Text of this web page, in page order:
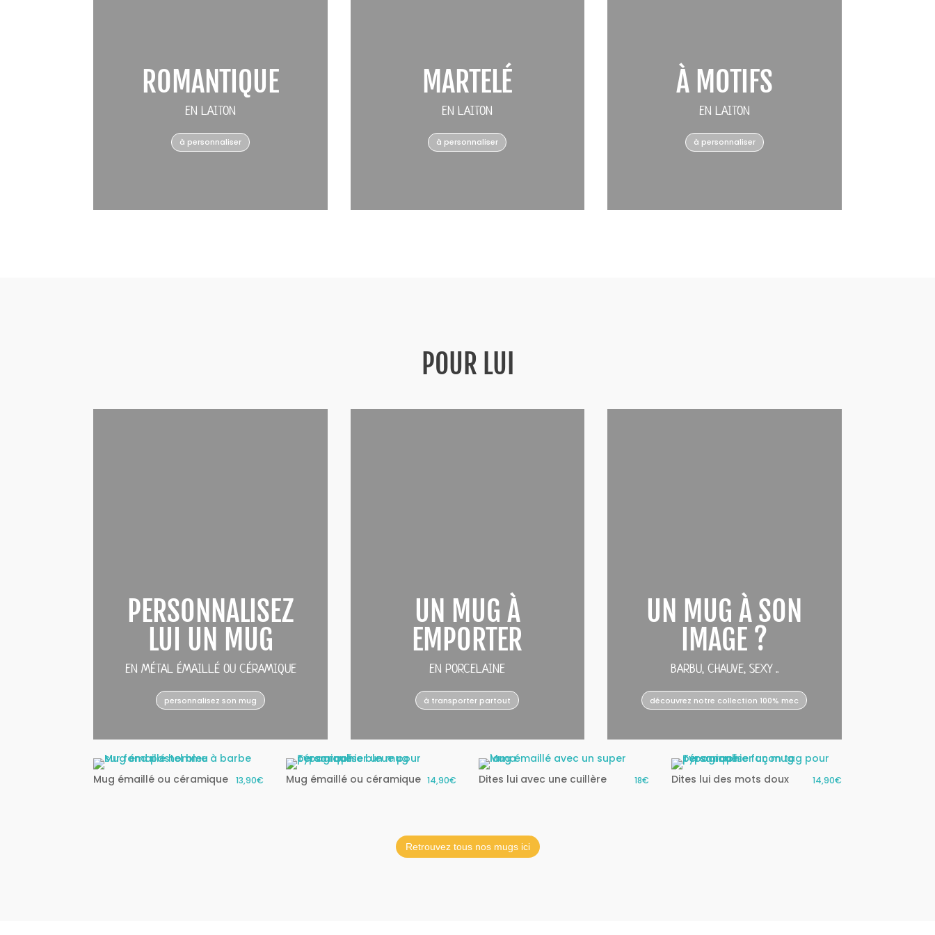
ROMANTIQUE
EN LAITON
à personnaliser
MARTELÉ
EN LAITON
à personnaliser
À MOTIFS
EN LAITON
à personnaliser
POUR LUI
PERSONNALISEZ
LUI UN MUG
EN MÉTAL ÉMAILLÉ OU CÉRAMIQUE
personnalisez son mug
UN MUG À
EMPORTER
EN PORCELAINE
à transporter partout
UN MUG À SON
IMAGE ?
BARBU, CHAUVE, SEXY ..
découvrez notre collection 100% mec
Mug émaillé ou céramique 13,90€ Mug émaillé ou céramique 14,90€ Dites lui avec une cuillère 18€ Dites lui des mots doux 14,90€
Retrouvez tous nos mugs ici